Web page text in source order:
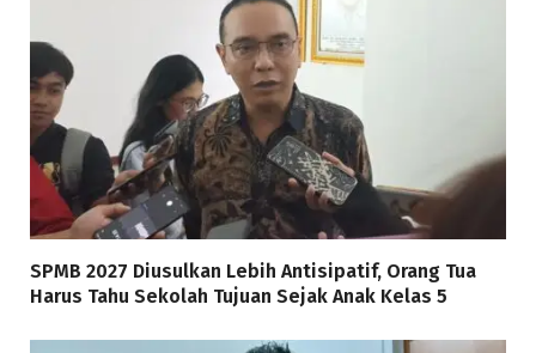
SPMB 2027 Diusulkan Lebih Antisipatif, Orang Tua
Harus Tahu Sekolah Tujuan Sejak Anak Kelas 5